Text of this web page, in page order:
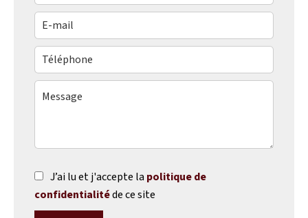
J’ai lu et j'accepte la politique de
confidentialitéde ce site